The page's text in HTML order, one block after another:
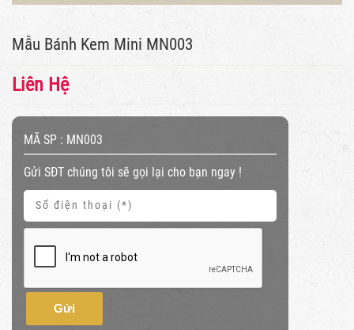
Mẫu Bánh Kem Mini MN003
Liên Hệ
MÃ SP : MN003
Gửi SĐT chúng tôi sẽ gọi lại cho bạn ngay !
Gửi